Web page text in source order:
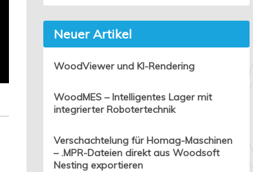
Neuer Artikel
WoodViewer und KI-Rendering
WoodMES – Intelligentes Lager mit
integrierter Robotertechnik
Verschachtelung für Homag-Maschinen
– .MPR-Dateien direkt aus Woodsoft
Nesting exportieren